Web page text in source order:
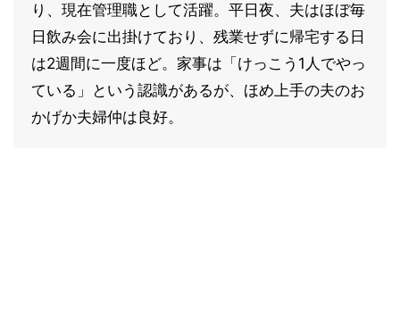
り、現在管理職として活躍。平日夜、夫はほぼ毎
日飲み会に出掛けており、残業せずに帰宅する日
は2週間に一度ほど。家事は「けっこう1人でやっ
ている」という認識があるが、ほめ上手の夫のお
かげか夫婦仲は良好。